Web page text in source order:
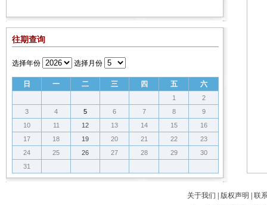
往期查询
选择年份 选择月份
日 一 二 三 四 五 六
1
2
3
4 5 6 7 8
9
10
11 12 13 14 15
16
17
18 19 20 21 22
23
24
25 26 27 28 29
30
31
关于我们 版权声明
联